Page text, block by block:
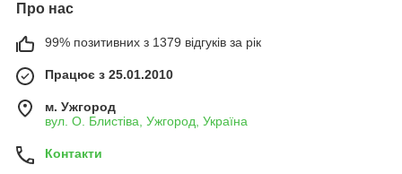
Про нас
99% позитивних з 1379 відгуків за рік
Працює з 25.01.2010
м. Ужгород
вул. О. Блистіва, Ужгород, Україна
Контакти